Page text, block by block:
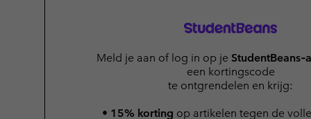
Meld je aan of log in op je
een kortingscode
te ontgrendelen en krijg:
• 15% korting op artikelen tegen de